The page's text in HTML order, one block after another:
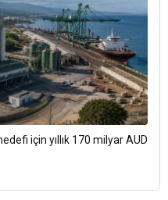
için yıllık 170 milyar AUD